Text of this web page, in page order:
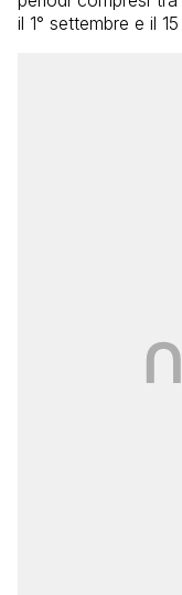
il 1° settembre e il